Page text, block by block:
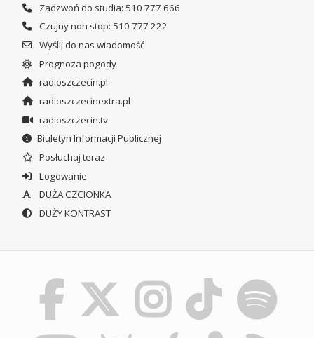
Zadzwoń do studia: 510 777 666
Czujny non stop: 510 777 222
Wyślij do nas wiadomość
Prognoza pogody
radioszczecin.pl
radioszczecinextra.pl
radioszczecin.tv
Biuletyn Informacji Publicznej
Posłuchaj teraz
Logowanie
DUŻA CZCIONKA
DUŻY KONTRAST